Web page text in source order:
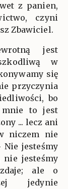
z panien,
czyni
Zbawiciel.
jest
w
się
przyczynia
bo
mnie to jest
... lecz ani
niczem nie
Nie jesteśmy
jesteśmy
ale o
jedynie